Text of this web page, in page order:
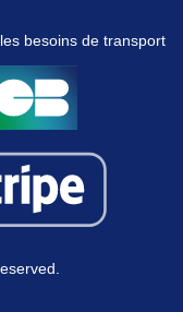
la meilleure
besoins de transport